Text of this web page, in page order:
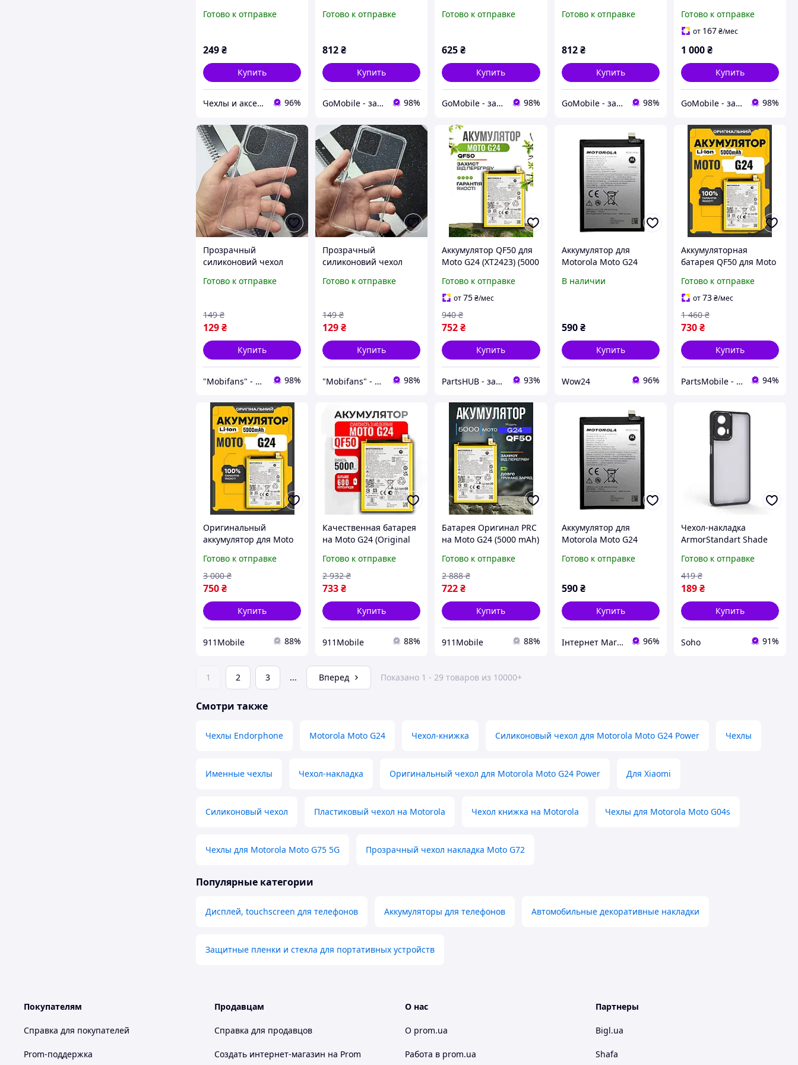
Moto G75 без лого
Готово к отправке
249₴
Купить
Чехлы и аксессуары | Mob4 96%
G04 (XT2421), Moto G04s
Готово к отправке
812₴
Купить
GoMobile - запчасти для мобильных телефонов и планшетов. 98%
G04 (XT2421), Moto G04s
Готово к отправке
625₴
Купить
GoMobile - запчасти для мобильных телефонов и планшетов. 98%
+ рамка
Готово к отправке
812 ₴
Купить
GoMobile - запчасти для мобильных телефонов и планшетов. 98%
+ рамка оригинал
(Китай)
Готово к отправке
от 167₴/мес
1 000₴
Купить
GoMobile - запчасти для мобильных телефонов и планшетов. 98%
Прозрачный
силиконовий чехол
Motorola Moto G24 /
Готово к отправке
129₴
149 ₴
Купить
"Mobifans" - магазин с отличным сервисом и доступными ценами на аксессуары для гаджетов! 98%
Прозрачный
силиконовий чехол
Motorola Moto G72 /
Готово к отправке
129₴
149 ₴
Купить
"Mobifans" - магазин с отличным сервисом и доступными ценами на аксессуары для гаджетов! 98%
Аккумулятор QF50 для
Moto G24 (XT2423) (5000
Г24
Готово к отправке
от75₴/мес
752₴
940 ₴
Купить
PartsHUB - запчастини на Телефони (Дисплей / Акумулятор / Шлейф-Плати) 93%
Аккумулятор для
Motorola Moto G24
В наличии
590 ₴
Купить
Wow24 96%
Аккумуляторная
батарея QF50 для Moto
Original на Мото Г24
Готово к отправке
от73₴/мес
730₴
1 460 ₴
Купить
PartsMobile - Магазин запчастин (телефони, планшети, ноутбуки) 94%
Оригинальный
аккумулятор для Moto
Г24
Готово к отправке
750₴
3 000 ₴
Купить
911Mobile 88%
Качественная батарея
на Moto G24 (Original
Готово к отправке
733₴
2 932 ₴
Купить
911Mobile 88%
Батарея Оригинал PRC
на Moto G24 (5000 mAh)
качественным
контроллером
Готово к отправке
722₴
2 888 ₴
Купить
911Mobile 88%
Аккумулятор для
Motorola Moto G24
Готово к отправке
590 ₴
Купить
Інтернет Магазин "max-it.com.ua" 96%
Чехол-накладка
ArmorStandart Shade
G24,/Moto G04/Moto
E14 Black (ARM75714)
Готово к отправке
189₴
419 ₴
Купить
Soho 91%
1 2 3 ... Вперед Показано 1 - 29 товаров из 10000+
Смотри также
Чехлы Endorphone Motorola Moto G24 Чехол-книжка Силиконовый чехол для Motorola Moto G24 Power Чехлы
Именные чехлы Чехол-накладка Оригинальный чехол для Motorola Moto G24 Power Для Xiaomi
Силиконовый чехол Пластиковый чехол на Motorola Чехол книжка на Motorola Чехлы для Motorola Moto G04s
Чехлы для Motorola Moto G75 5G Прозрачный чехол накладка Moto G72
Популярные категории
Дисплей, touchscreen для телефонов Аккумуляторы для телефонов Автомобильные декоративные накладки
Защитные пленки и стекла для портативных устройств
Покупателям
Справка для покупателей
Prom-поддержка
Продавцам
Справка для продавцов
Создать интернет-магазин на Prom
О нас
О prom.ua
Работа в prom.ua
Партнеры
Bigl.ua
Shafa